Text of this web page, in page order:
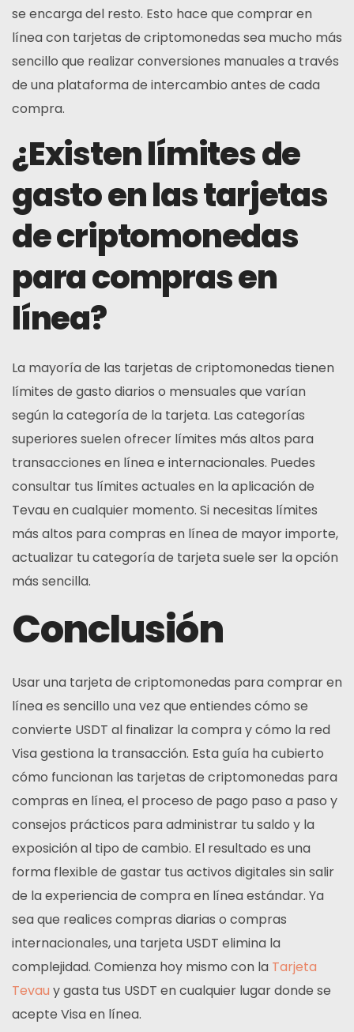
se encarga del resto. Esto hace que comprar en
línea con tarjetas de criptomonedas sea mucho más
sencillo que realizar conversiones manuales a través
de una plataforma de intercambio antes de cada
compra.
¿Existen límites de
gasto en las tarjetas
de criptomonedas
para compras en
línea?
La mayoría de las tarjetas de criptomonedas tienen
límites de gasto diarios o mensuales que varían
según la categoría de la tarjeta. Las categorías
superiores suelen ofrecer límites más altos para
transacciones en línea e internacionales. Puedes
consultar tus límites actuales en la aplicación de
Tevau en cualquier momento. Si necesitas límites
más altos para compras en línea de mayor importe,
actualizar tu categoría de tarjeta suele ser la opción
más sencilla.
Conclusión
Usar una tarjeta de criptomonedas para comprar en
línea es sencillo una vez que entiendes cómo se
convierte USDT al finalizar la compra y cómo la red
Visa gestiona la transacción. Esta guía ha cubierto
cómo funcionan las tarjetas de criptomonedas para
compras en línea, el proceso de pago paso a paso y
consejos prácticos para administrar tu saldo y la
exposición al tipo de cambio. El resultado es una
forma flexible de gastar tus activos digitales sin salir
de la experiencia de compra en línea estándar. Ya
sea que realices compras diarias o compras
internacionales, una tarjeta USDT elimina la
complejidad. Comienza hoy mismo con la Tarjeta
Tevau y gasta tus USDT en cualquier lugar donde se
acepte Visa en línea.